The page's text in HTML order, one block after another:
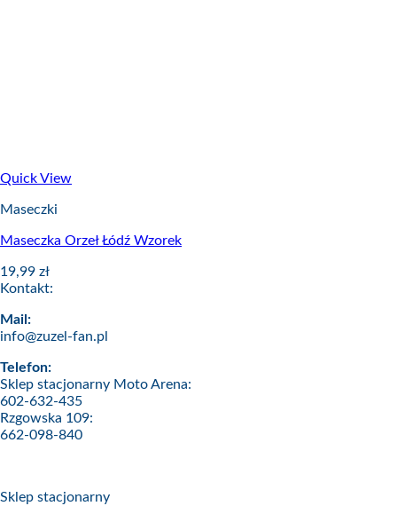
Quick View
Maseczki
Maseczka Orzeł Łódź Wzorek
19,99 zł
Kontakt:
Mail:
info@zuzel-fan.pl
Telefon:
Sklep stacjonarny Moto Arena:
602-632-435
Rzgowska 109:
662-098-840
Sklep stacjonarny